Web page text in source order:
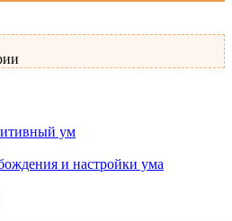
ум
и настройки ума